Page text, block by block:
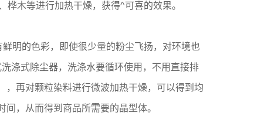
木等进行加热干燥，获得^可喜的效果。
明的色彩，即使很少量的粉尘飞扬，对环境也
涤式除尘器，洗涤水要循环使用，不用直接排
再对颗粒染料进行微波加热干燥，可以得到均
，从而得到商品所需要的晶型体。